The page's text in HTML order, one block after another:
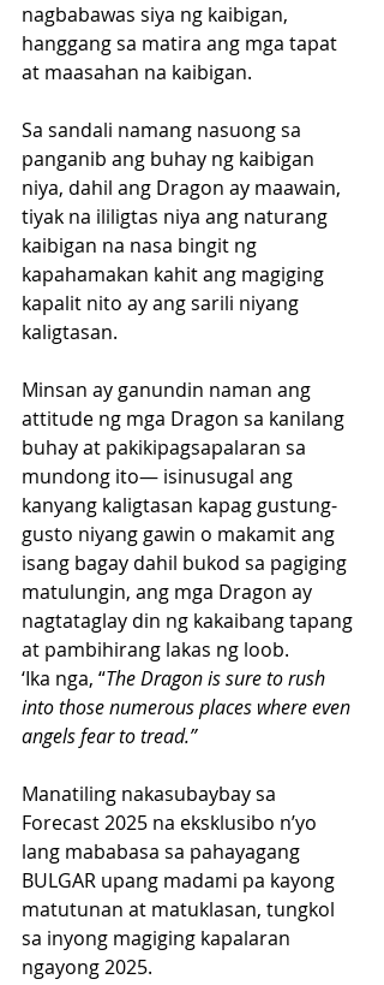
nagbabawas siya ng kaibigan,
hanggang sa matira ang mga tapat
at maasahan na kaibigan.
Sa sandali namang nasuong sa
panganib ang buhay ng kaibigan
niya, dahil ang Dragon ay maawain,
tiyak na ililigtas niya ang naturang
kaibigan na nasa bingit ng
kapahamakan kahit ang magiging
kapalit nito ay ang sarili niyang
kaligtasan.
Minsan ay ganundin naman ang
attitude ng mga Dragon sa kanilang
buhay at pakikipagsapalaran sa
mundong ito— isinusugal ang
kanyang kaligtasan kapag gustung-
gusto niyang gawin o makamit ang
isang bagay dahil bukod sa pagiging
matulungin, ang mga Dragon ay
nagtataglay din ng kakaibang tapang
at pambihirang lakas ng loob.
‘Ika nga, “The Dragon is sure to rush
into those numerous places where even
angels fear to tread.”
Manatiling nakasubaybay sa
Forecast 2025 na eksklusibo n’yo
lang mababasa sa pahayagang
BULGAR upang madami pa kayong
matutunan at matuklasan, tungkol
sa inyong magiging kapalaran
ngayong 2025.